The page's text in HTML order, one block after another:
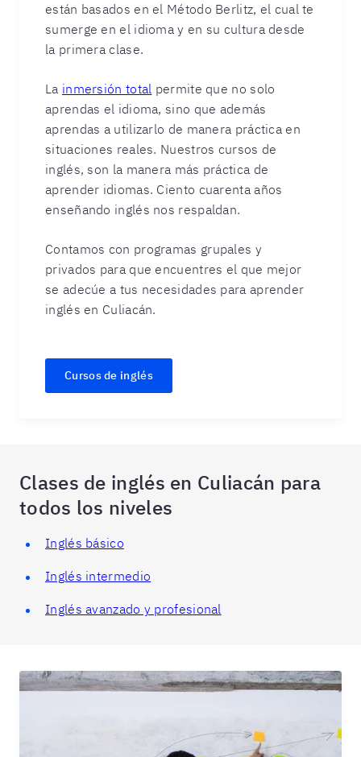
están basados en el Método Berlitz, el cual te
sumerge en el idioma y en su cultura desde
la primera clase.
La inmersión total permite que no solo
aprendas el idioma, sino que además
aprendas a utilizarlo de manera práctica en
situaciones reales. Nuestros cursos de
inglés, son la manera más práctica de
aprender idiomas. Ciento cuarenta años
enseñando inglés nos respaldan.
Contamos con programas grupales y
privados para que encuentres el que mejor
se adecúe a tus necesidades para aprender
inglés en Culiacán.
Cursos de inglés
Clases de inglés en Culiacán para
todos los niveles
Inglés básico
Inglés intermedio
Inglés avanzado y profesional